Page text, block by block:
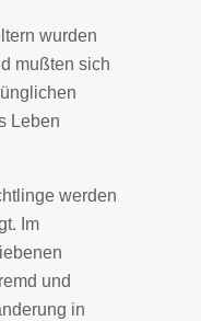
wurden
mußten sich
Leben
werden
Im
und
in